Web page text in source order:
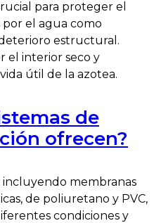
para proteger el
por el agua como
estructural.
el interior seco y
útil de la azotea.
de
ofrecen?
incluyendo membranas
de poliuretano y PVC,
condiciones y